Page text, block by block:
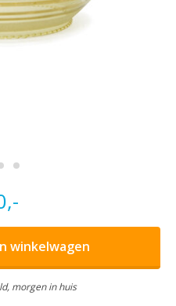
winkelwagen
morgen in huis